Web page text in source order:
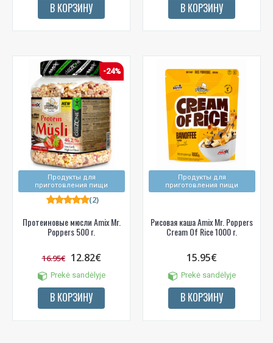
В КОРЗИНУ В КОРЗИНУ
Продукты для
приготовления пищи
-24%
Протеиновые мюсли Amix Mr.
Poppers 500 г.
(2)
16.95€ 12.82€
Prekė sandėlyje
В КОРЗИНУ
Продукты для
приготовления пищи
Рисовая каша Amix Mr. Poppers
Cream Of Rice 1000 г.
15.95€
Prekė sandėlyje
В КОРЗИНУ